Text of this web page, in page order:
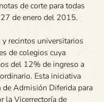
de corte para todas
de enero del 2015.
y recintos universitarios
de colegios cuya
del 12% de ingreso a
Esta iniciativa
Admisión Diferida para
la Vicerrectoría de